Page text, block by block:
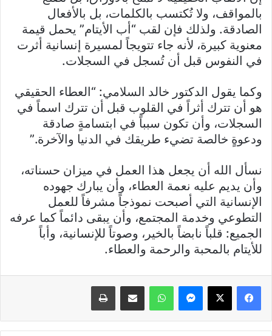
بالمواقف، ولا تُكتسب بالكلمات، بل بالأفعال
الصادقة. ولذلك فإن لقب “أب الأيتام” يحمل قيمة
معنوية كبيرة، لأنه جاء تتويجاً لمسيرة إنسانية أثرت
في النفوس قبل أن تُسجل في السجلات.
وكما يقول الدكتور خالد السلامي: “العطاء الحقيقي
هو أن تترك أثراً في القلوب قبل أن تترك اسماً في
السجلات، وأن تكون سبباً في ابتسامةٍ صادقة
ودعوةٍ خالصة تضيء طريقك في الدنيا والآخرة.”
نسأل الله أن يجعل هذا العمل في ميزان حسناته،
وأن يديم عليه نعمة العطاء، وأن يبارك جهوده
الإنسانية التي أصبحت نموذجاً مشرفاً للعمل
التطوعي وخدمة المجتمع، وأن يبقى دائماً كما عرفه
الجميع: قلباً نابضاً بالخير، وصوتاً للإنسانية، وأباً
للأيتام بالمحبة والرحمة والعطاء.
فيسبوك X ماسنجر واتساب مشاركة عبر البريد طباعة